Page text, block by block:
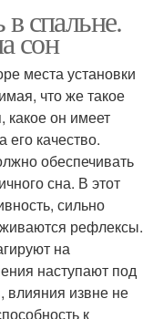
спальне.
сон
места установки
что же такое
какое он имеет
качество.
обеспечивать
сна. В этот
сильно
рефлексы.
на
наступают под
влияния извне не
к